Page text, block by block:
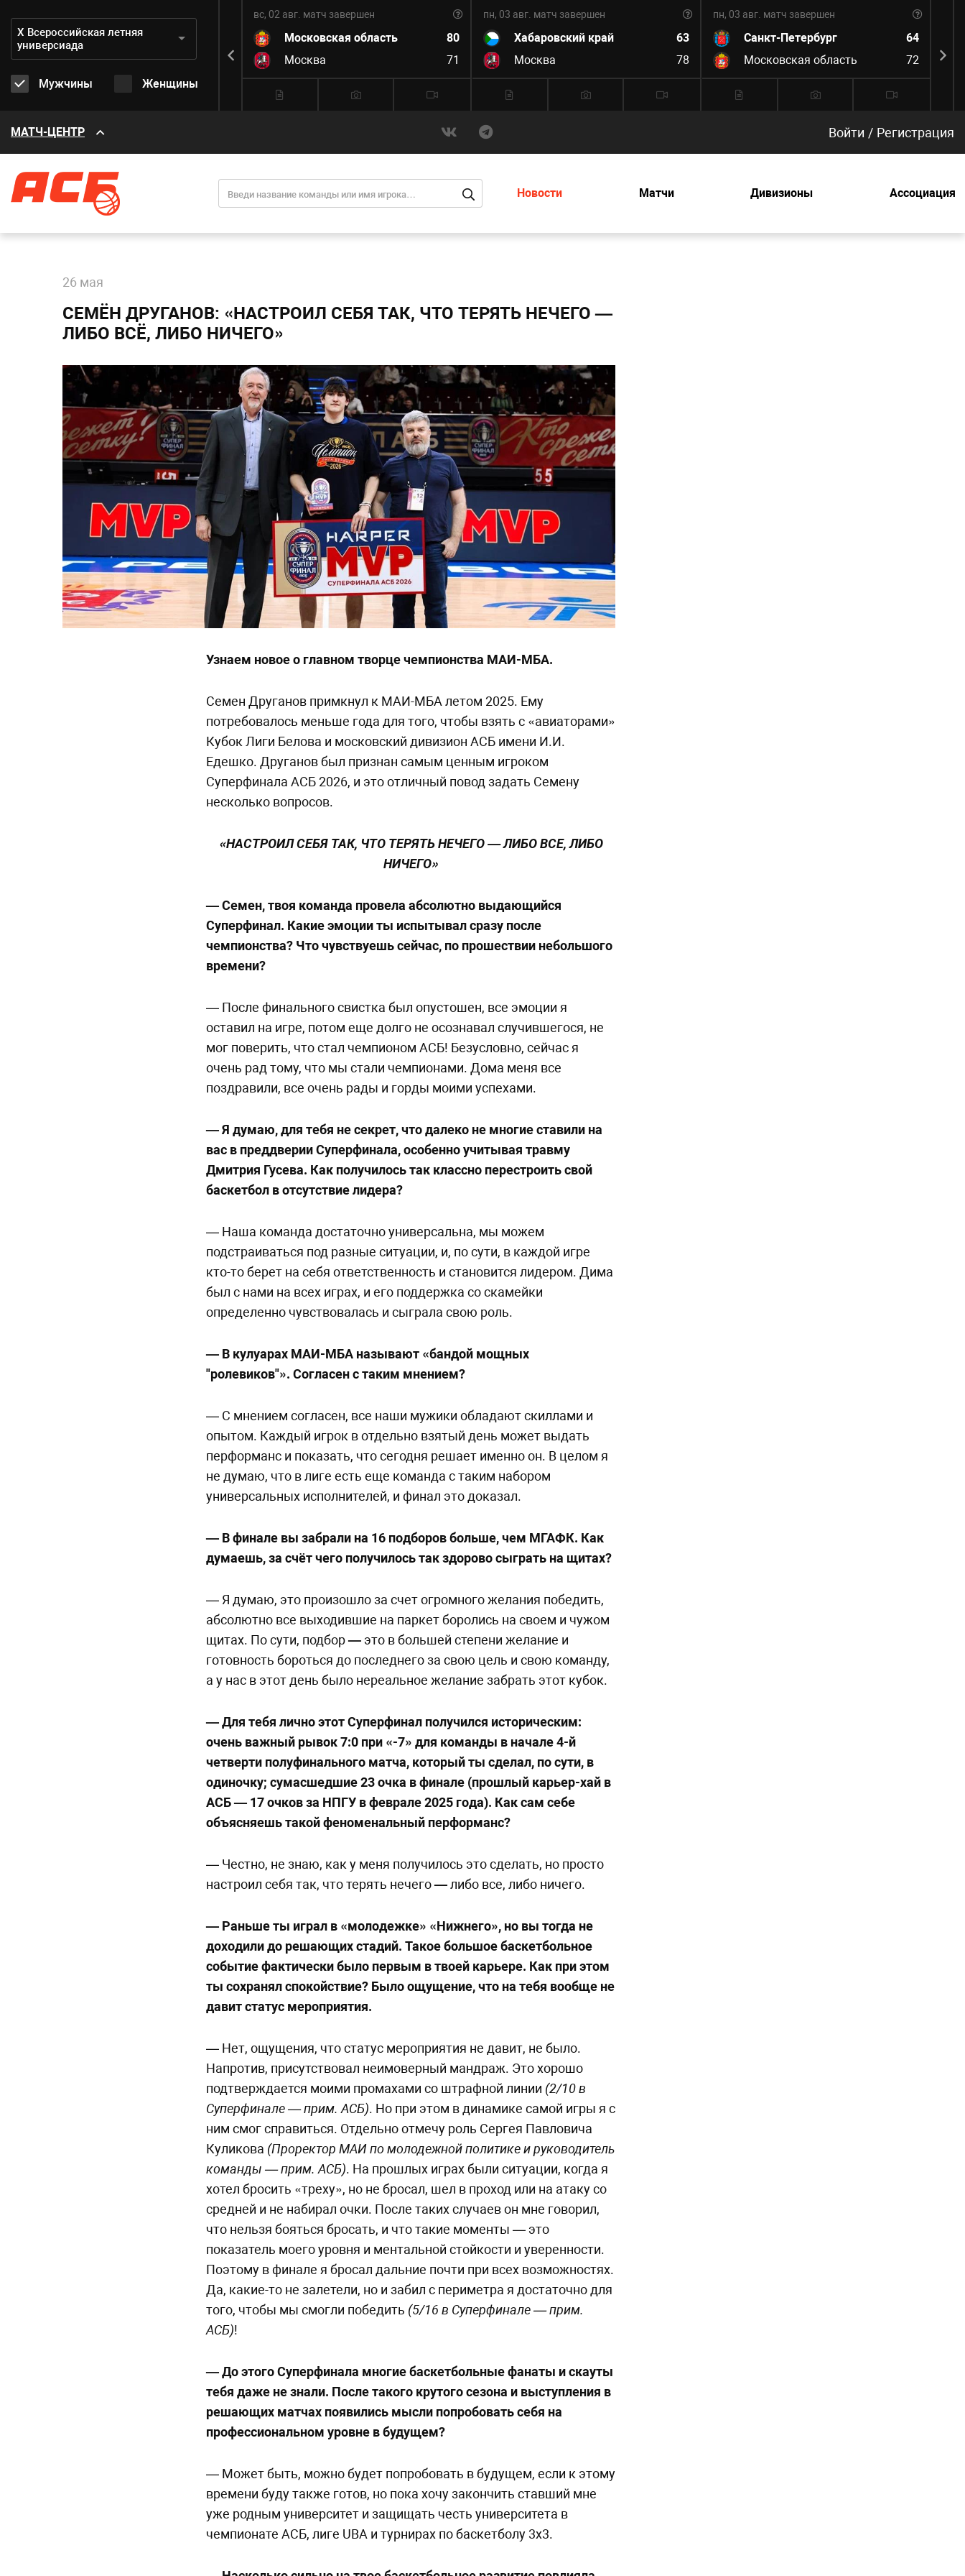
Дивизион:
Х Всероссийская летняя
универсиада
Мужчины Женщины
Хабаровский край
Санкт-Петербург
96
вс, 02 авг. матч завершен
Московская область
80
Москва
71
пн, 03 авг. матч завершен
Хабаровский край
63
Москва
78
пн, 03 авг. матч завершен
Санкт-Петербург
64
Московская область
72
МАТЧ-ЦЕНТР Войти / Регистрация
Новости Матчи Дивизионы Ассоциация
26 мая
СЕМЁН ДРУГАНОВ: «НАСТРОИЛ СЕБЯ ТАК, ЧТО ТЕРЯТЬ НЕЧЕГО —
ЛИБО ВСЁ, ЛИБО НИЧЕГО»
Узнаем новое о главном творце чемпионства МАИ-МБА.
Семен Друганов примкнул к МАИ-МБА летом 2025. Ему
потребовалось меньше года для того, чтобы взять с «авиаторами»
Кубок Лиги Белова и московский дивизион АСБ имени И.И.
Едешко. Друганов был признан самым ценным игроком
Суперфинала АСБ 2026, и это отличный повод задать Семену
несколько вопросов.
«НАСТРОИЛ СЕБЯ ТАК, ЧТО ТЕРЯТЬ НЕЧЕГО — ЛИБО ВСЕ, ЛИБО
НИЧЕГО»
— Семен, твоя команда провела абсолютно выдающийся
Суперфинал. Какие эмоции ты испытывал сразу после
чемпионства? Что чувствуешь сейчас, по прошествии небольшого
времени?
— После финального свистка был опустошен, все эмоции я
оставил на игре, потом еще долго не осознавал случившегося, не
мог поверить, что стал чемпионом АСБ! Безусловно, сейчас я
очень рад тому, что мы стали чемпионами. Дома меня все
поздравили, все очень рады и горды моими успехами.
— Я думаю, для тебя не секрет, что далеко не многие ставили на
вас в преддверии Суперфинала, особенно учитывая травму
Дмитрия Гусева. Как получилось так классно перестроить свой
баскетбол в отсутствие лидера?
— Наша команда достаточно универсальна, мы можем
подстраиваться под разные ситуации, и, по сути, в каждой игре
кто-то берет на себя ответственность и становится лидером. Дима
был с нами на всех играх, и его поддержка со скамейки
определенно чувствовалась и сыграла свою роль.
— В кулуарах МАИ-МБА называют «бандой мощных
"ролевиков"». Согласен с таким мнением?
— С мнением согласен, все наши мужики обладают скиллами и
опытом. Каждый игрок в отдельно взятый день может выдать
перформанс и показать, что сегодня решает именно он. В целом я
не думаю, что в лиге есть еще команда с таким набором
универсальных исполнителей, и финал это доказал.
— В финале вы забрали на 16 подборов больше, чем МГАФК. Как
думаешь, за счёт чего получилось так здорово сыграть на щитах?
— Я думаю, это произошло за счет огромного желания победить,
абсолютно все выходившие на паркет боролись на своем и чужом
щитах. По сути, подбор— это в большей степени желание и
готовность бороться до последнего за свою цель и свою команду,
а у нас в этот день было нереальное желание забрать этот кубок.
— Для тебя лично этот Суперфинал получился историческим:
очень важный рывок 7:0 при «-7» для команды в начале 4-й
четверти полуфинального матча, который ты сделал, по сути, в
одиночку; сумасшедшие 23 очка в финале (прошлый карьер-хай в
АСБ — 17 очков за НПГУ в феврале 2025 года). Как сам себе
объясняешь такой феноменальный перформанс?
— Честно, не знаю, как у меня получилось это сделать, но просто
настроил себя так, что терять нечего—либо все, либо ничего.
— Раньше ты играл в «молодежке» «Нижнего», но вы тогда не
доходили до решающих стадий. Такое большое баскетбольное
событие фактически было первым в твоей карьере. Как при этом
ты сохранял спокойствие? Было ощущение, что на тебя вообще не
давит статус мероприятия.
— Нет, ощущения, что статус мероприятия не давит, не было.
Напротив, присутствовал неимоверный мандраж. Это хорошо
подтверждается моими промахами со штрафной линии (2/10 в
Суперфинале — прим. АСБ). Но при этом в динамике самой игры я с
ним смог справиться. Отдельно отмечу роль Сергея Павловича
Куликова (Проректор МАИ по молодежной политике и руководитель
команды — прим. АСБ). На прошлых играх были ситуации, когда я
хотел бросить «треху», но не бросал, шел в проход или на атаку со
средней и не набирал очки. После таких случаев он мне говорил,
что нельзя бояться бросать, и что такие моменты — это
показатель моего уровня и ментальной стойкости и уверенности.
Поэтому в финале я бросал дальние почти при всех возможностях.
Да, какие-то не залетели, но и забил с периметра я достаточно для
того, чтобы мы смогли победить (5/16 в Суперфинале — прим.
АСБ)!
— До этого Суперфинала многие баскетбольные фанаты и скауты
тебя даже не знали. После такого крутого сезона и выступления в
решающих матчах появились мысли попробовать себя на
профессиональном уровне в будущем?
— Может быть, можно будет попробовать в будущем, если к этому
времени буду также готов, но пока хочу закончить ставший мне
уже родным университет и защищать честь университета в
чемпионате АСБ, лиге UBA и турнирах по баскетболу 3х3.